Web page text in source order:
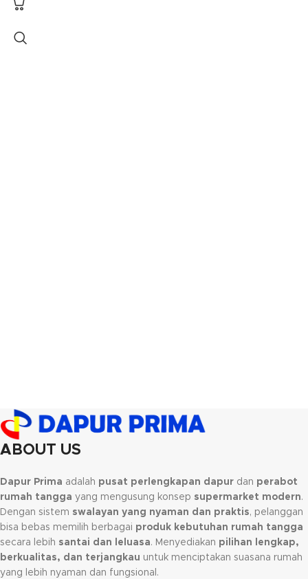
ABOUT US
Dapur Prima adalah pusat perlengkapan dapur dan perabot
rumah tangga yang mengusung konsep supermarket modern.
Dengan sistem swalayan yang nyaman dan praktis, pelanggan
bisa bebas memilih berbagai produk kebutuhan rumah tangga
secara lebih santai dan leluasa. Menyediakan pilihan lengkap,
berkualitas, dan terjangkau untuk menciptakan suasana rumah
yang lebih nyaman dan fungsional.